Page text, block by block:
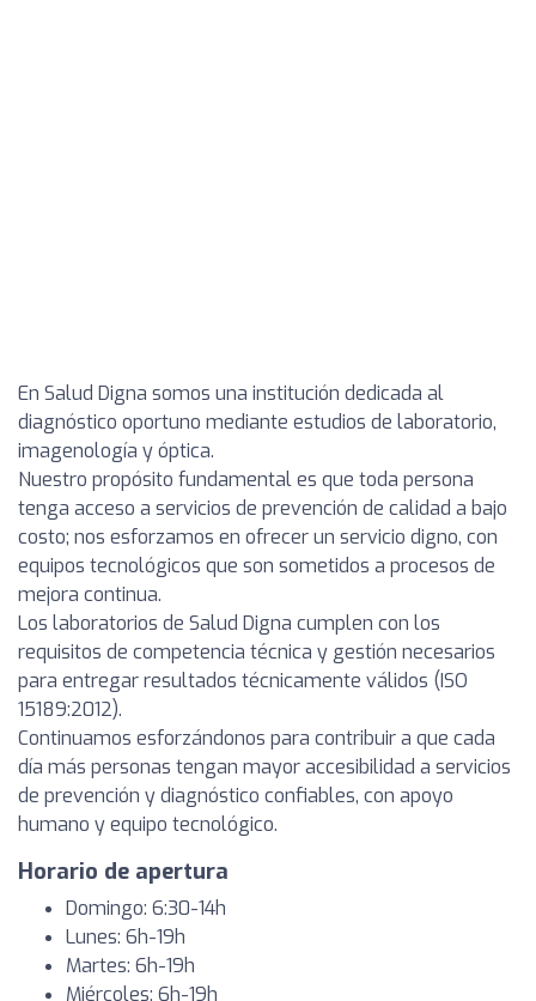
En Salud Digna somos una institución dedicada al
diagnóstico oportuno mediante estudios de laboratorio,
imagenología y óptica.
Nuestro propósito fundamental es que toda persona
tenga acceso a servicios de prevención de calidad a bajo
costo; nos esforzamos en ofrecer un servicio digno, con
equipos tecnológicos que son sometidos a procesos de
mejora continua.
Los laboratorios de Salud Digna cumplen con los
requisitos de competencia técnica y gestión necesarios
para entregar resultados técnicamente válidos (ISO
15189:2012).
Continuamos esforzándonos para contribuir a que cada
día más personas tengan mayor accesibilidad a servicios
de prevención y diagnóstico confiables, con apoyo
humano y equipo tecnológico.
Horario de apertura
Domingo: 6:30-14h
Lunes: 6h-19h
Martes: 6h-19h
Miércoles: 6h-19h